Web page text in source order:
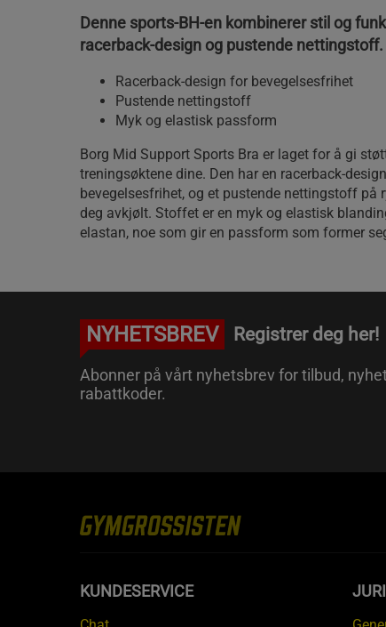
Denne sports-BH-en kombinerer stil og
racerback-design og pustende nettingstoff.
Racerback-design for bevegelsesfrihet
Pustende nettingstoff
Myk og elastisk passform
Borg Mid Support Sports Bra er laget for å gi
treningsøktene dine. Den har en racerback-
bevegelsesfrihet, og et pustende nettingstoff på
deg avkjølt. Stoffet er en myk og elastisk
elastan, noe som gir en passform som former
NYHETSBREV Registrer deg her!
Abonner på vårt nyhetsbrev for tilbud,
rabattkoder.
KUNDESERVICE